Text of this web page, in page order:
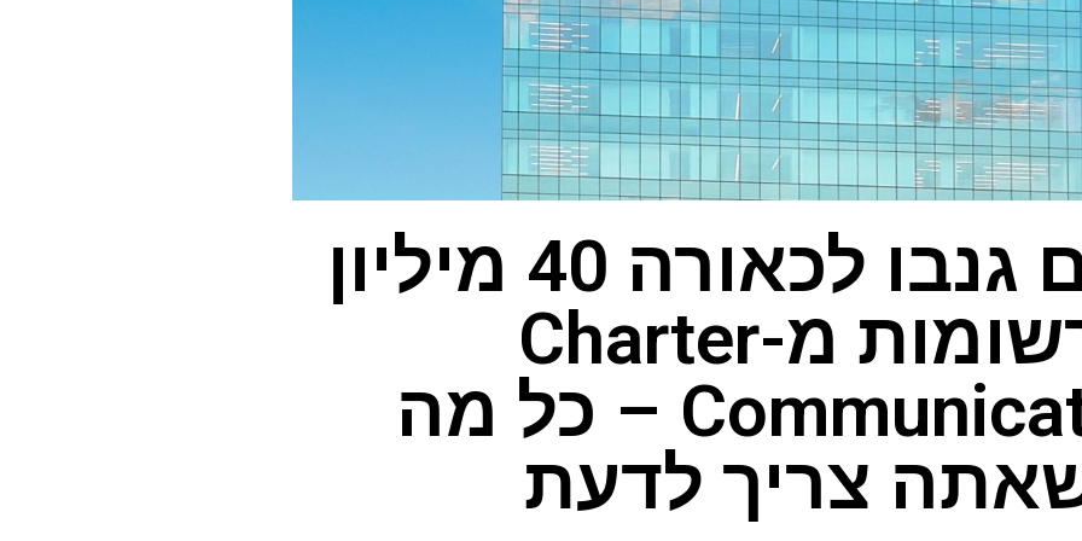
האקרים גנבו לכאורה 40 מיליון
רשומות מ-Charter
Communications – כל מה
צריך לדעת